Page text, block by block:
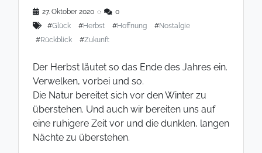
27. Oktober 2020 ◌
0
#Glück #Herbst #Hoffnung #Nostalgie
#Rückblick #Zukunft
Der Herbst läutet so das Ende des Jahres ein.
Verwelken, vorbei und so.
Die Natur bereitet sich vor den Winter zu
überstehen. Und auch wir bereiten uns auf
eine ruhigere Zeit vor und die dunklen, langen
Nächte zu überstehen.